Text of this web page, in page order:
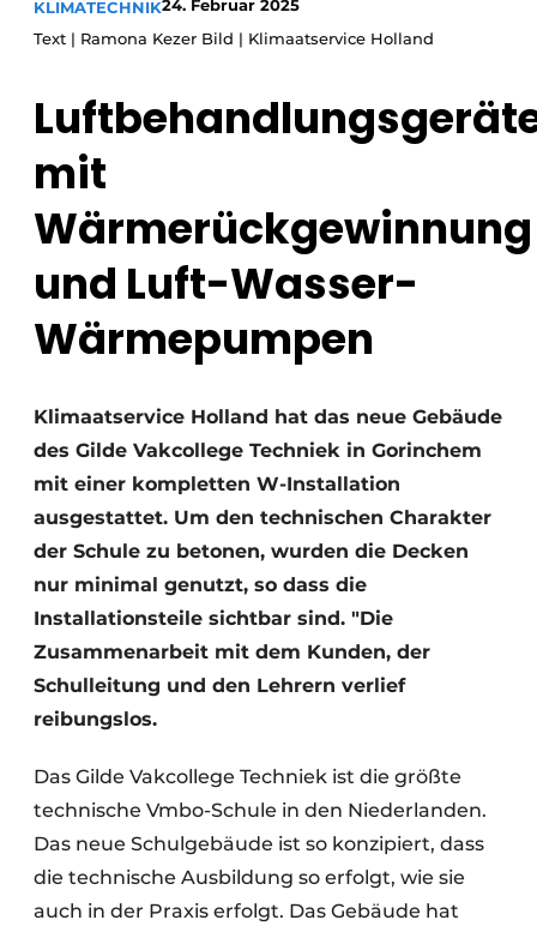
GeschichteMetadaten
Ein Stellenangebot registrieren
Freie Stellen
Videos
KLIMATECHNIK24. Februar 2025
Text | Ramona Kezer Bild | Klimaatservice Holland
mit
Wärmerückgewinnung
und Luft-Wasser-
Wärmepumpen
Klimaatservice Holland hat das neue Gebäude
des Gilde Vakcollege Techniek in Gorinchem
mit einer kompletten W-Installation
ausgestattet. Um den technischen Charakter
der Schule zu betonen, wurden die Decken
nur minimal genutzt, so dass die
Installationsteile sichtbar sind. "Die
Zusammenarbeit mit dem Kunden, der
Schulleitung und den Lehrern verlief
reibungslos.
Das Gilde Vakcollege Techniek ist die größte
technische Vmbo-Schule in den Niederlanden.
Das neue Schulgebäude ist so konzipiert, dass
die technische Ausbildung so erfolgt, wie sie
auch in der Praxis erfolgt. Das Gebäude hat